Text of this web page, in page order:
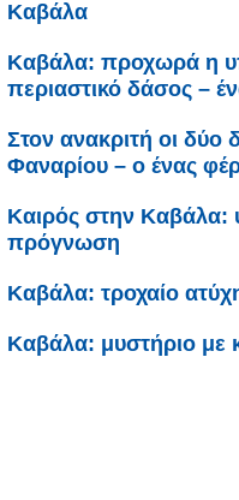
Καβάλα
Καβάλα: προχωρά η
περιαστικό δάσος –
Στον ανακριτή οι
Φαναρίου – ο ένας
Καιρός στην Καβάλα:
πρόγνωση
Καβάλα: τροχαίο
Καβάλα: μυστήριο με